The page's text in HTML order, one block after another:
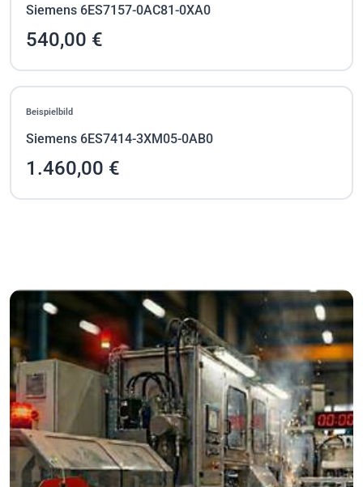
Siemens 6ES7157-0AC81-0XA0
540,00 €
Beispielbild
Siemens 6ES7414-3XM05-0AB0
1.460,00 €